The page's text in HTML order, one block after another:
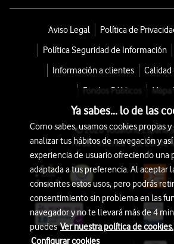
Aviso Legal
Política de
Política Seguridad de Información
Información a clientes
Fondos Públicos
Mapa
© 2026 Vodafone España
Avda. América 115, 28042
Ya sabes... lo de las
Como sabes, usamos cookies propias
analizar tus hábitos de navegación y
experiencia de usuario ofreciendo una
adaptada a tus preferencia. Al aceptar
consientes estos usos, pero podrás
consentimiento sin problema en las
navegador y no te llevará más de 4
puedesVer nuestra política de cookies.
Configurar cookies